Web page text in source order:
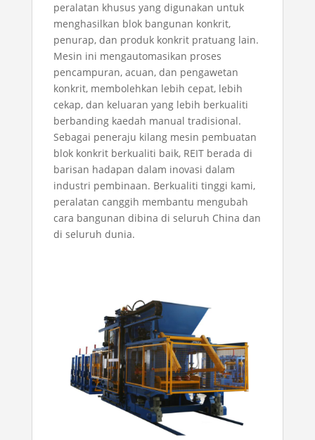
peralatan khusus yang digunakan untuk
menghasilkan blok bangunan konkrit,
penurap, dan produk konkrit pratuang lain.
Mesin ini mengautomasikan proses
pencampuran, acuan, dan pengawetan
konkrit, membolehkan lebih cepat, lebih
cekap, dan keluaran yang lebih berkualiti
berbanding kaedah manual tradisional.
Sebagai peneraju kilang mesin pembuatan
blok konkrit berkualiti baik, REIT berada di
barisan hadapan dalam inovasi dalam
industri pembinaan. Berkualiti tinggi kami,
peralatan canggih membantu mengubah
cara bangunan dibina di seluruh China dan
di seluruh dunia.